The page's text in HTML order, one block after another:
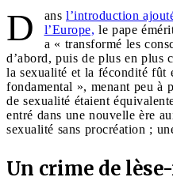
D ans l’introduction
l’Europe, le pape
a « transformé les
d’abord, puis de plus en plus
la sexualité et la fécondité fût
fondamental », menant peu à
de sexualité étaient
entré dans une nouvelle ère
sexualité sans procréation ;
Un crime de